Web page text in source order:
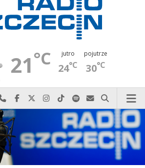
21°C jutro
24°C
pojutrze
30°C
Najlepiej po prostu do nas zadzwoń
Odwiedź nas na Facebook-u
Odwiedź nas na X
Odwiedź nas na Instagram-ie
Odwiedź nas na TikTok-u
Szukaj nas na Spotify
Wyślij do nas
Szukaj